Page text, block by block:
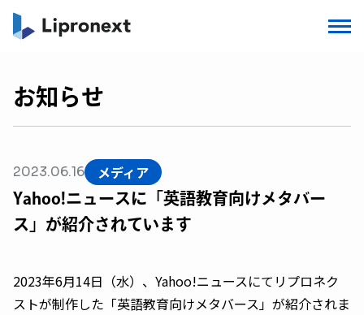
お知らせ
2023.06.16 メディア
Yahoo!ニュースに「英語教育向けメタバー
ス」が紹介されています
2023年6月14日（水）、Yahoo!ニュースにてリプロネク
ストが制作した「英語教育向けメタバース」が紹介されま